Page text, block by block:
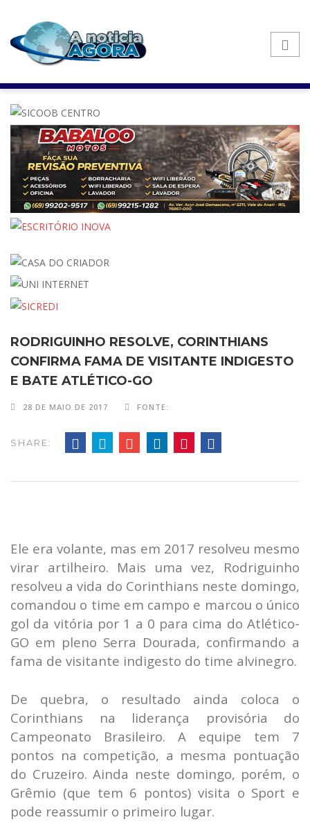
RODRIGUINHO RESOLVE, CORINTHIANS
CONFIRMA FAMA DE VISITANTE INDIGESTO
E BATE ATLÉTICO-GO
28 DE MAIO DE 2017 FONTE:
SHARE:
Ele era volante, mas em 2017 resolveu mesmo
virar artilheiro. Mais uma vez, Rodriguinho
resolveu a vida do Corinthians neste domingo,
comandou o time em campo e marcou o único
gol da vitória por 1 a 0 para cima do Atlético-
GO em pleno Serra Dourada, confirmando a
fama de visitante indigesto do time alvinegro.
De quebra, o resultado ainda coloca o
Corinthians na liderança provisória do
Campeonato Brasileiro. A equipe tem 7
pontos na competição, a mesma pontuação
do Cruzeiro. Ainda neste domingo, porém, o
Grêmio (que tem 6 pontos) visita o Sport e
pode reassumir o primeiro lugar.